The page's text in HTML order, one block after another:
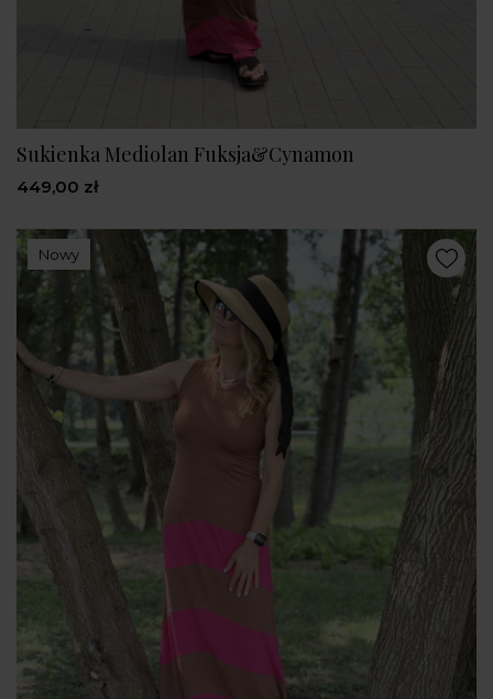
Sukienka Mediolan Fuksja&Cynamon
449,00 zł
Nowy